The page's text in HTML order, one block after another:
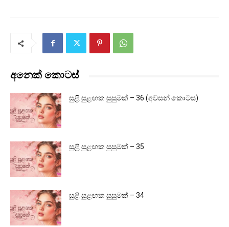
අනෙක් කොටස්
සුළි සුළඟක සුසුමක් – 36 (අවසන් කොටස)
සුළි සුළඟක සුසුමක් – 35
සුළි සුළඟක සුසුමක් – 34